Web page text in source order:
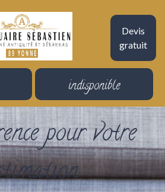
Devis
gratuit
indisponible
pour votre